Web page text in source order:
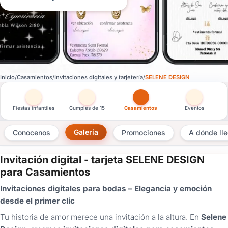
Inicio Casamientos Invitaciones digitales y tarjetería SELENE DESIGN
Otras versiones de esta ficha por tipo de festejo
Fiestas infantiles Cumples de 15 Casamientos Eventos
Conocenos Galería Promociones A dónde
Invitación digital - tarjeta SELENE DESIGN
para Casamientos
Invitaciones digitales para bodas – Elegancia y emoción
desde el primer clic
Tu historia de amor merece una invitación a la altura. En Selene
×
Consultar
tenés
cuenta?